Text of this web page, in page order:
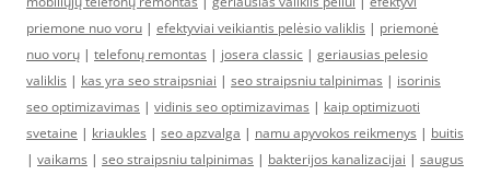
priemone nuo voru | efektyviai veikiantis pelėsio valiklis | priemonė
nuo vorų | telefonų remontas | josera classic | geriausias pelesio
valiklis | kas yra seo straipsniai | seo straipsniu talpinimas | isorinis
seo optimizavimas | vidinis seo optimizavimas | kaip optimizuoti
svetaine | kriaukles | seo apzvalga | namu apyvokos reikmenys | buitis
| vaikams | seo straipsniu talpinimas | bakterijos kanalizacijai | saugus